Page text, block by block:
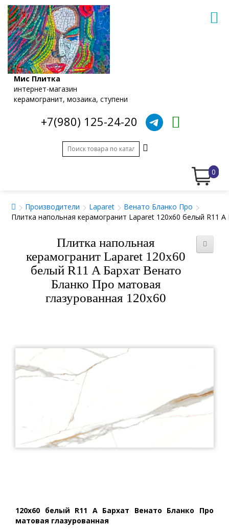
Мис Плитка
интернет-магазин
керамогранит, мозаика, ступени
+7(980) 125-24-20
0
Производители Laparet
Венато Бланко Про
Плитка напольная керамогранит Laparet 120x60 белый R11
Плитка напольная
керамогранит Laparet 120x60
белый R11 A Бархат Венато
Бланко Про матовая
глазурованная 120x60
120x60 белый R11 A Бархат Венато Бланко Про
матовая глазурованная